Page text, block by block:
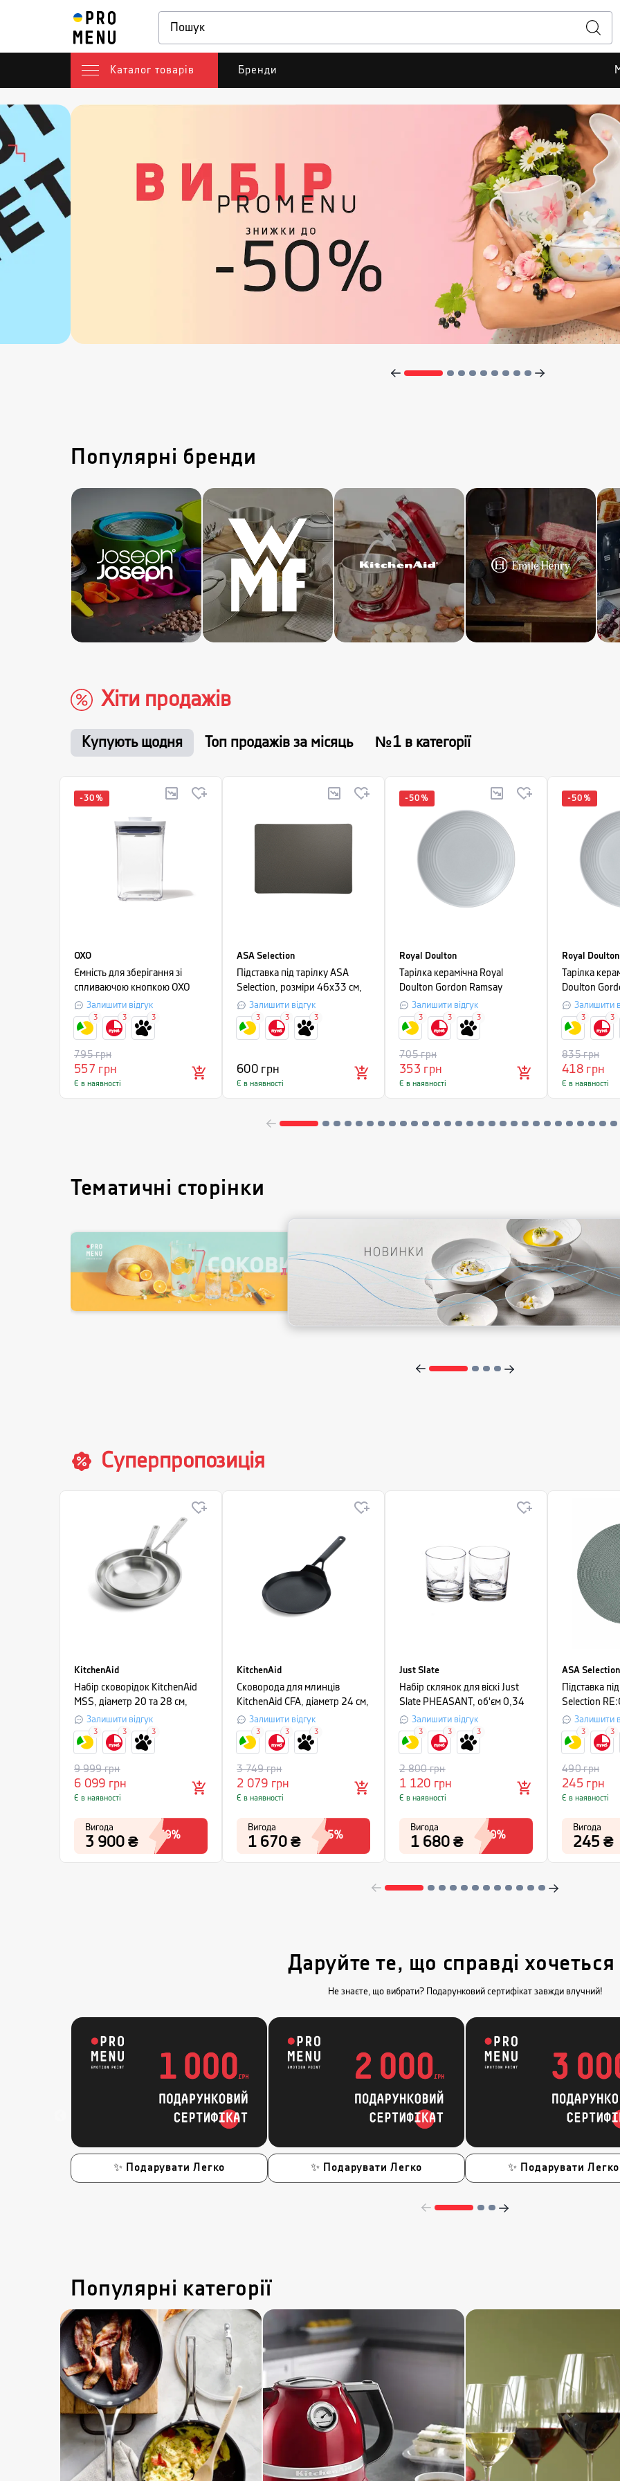
Каталог товарів Бренди
Популярні бренди
Хіти продажів
Купують щодня Топ продажів за місяць №1 в категорії
-30 %
OXO
Ємність для зберігання зі
спливаючою кнопкою OXO
FOOD STORAGE,
10,5х10,5х16 см, об'єм 1 л,
прозорий з білим
Залишити відгук
557 грн
795грн
Є в наявності
3 3 3
ASA Selection
Підставка під тарілку ASA
Selection, розміри 46х33 см,
сірийЗалишити відгук
600грн
Є в наявності
3 3 3
-50 %
Royal Doulton
Тарілка керамічна Royal
Doulton Gordon Ramsay
MAZE, діаметр 22 см, світло-
сірий
Залишити відгук
353 грн
705грн
Є в наявності
3 3 3
-50 %
Royal Doulton
Тарілка
Doulton
MAZE,
сірий
Залишити
418грн
835грн
Є в наявності
3 3
Тематичні сторінки
Суперпропозиція
KitchenAid
Набір сковорідок KitchenAid
MSS, діаметр 20 та 28 см,
сріблястий, 2 шт.
Залишити відгук
6 099 грн
9 999грн
Є в наявності
Вигода
3 900 ₴ 39%
3 3 3
KitchenAid
Сковорода для млинців
KitchenAid CFA, діаметр 24 см,
чорний
Залишити відгук
2 079 грн
3 749грн
Є в наявності
Вигода
1 670 ₴ 45%
3 3 3
Just Slate
Набір склянок для віскі Just
Slate PHEASANT, об'єм 0,34
л, прозорий, 2 шт
Залишити відгук
1 120 грн
2 800грн
Є в наявності
Вигода
1 680 ₴ 60%
3 3 3
ASA Selection
Підставка
Selection
PLACEMATS,
зелений
Залишити
245грн
490грн
Є в наявності
Вигода
245 ₴
3 3
Даруйте те, що справді хочеться
Не знаєте, що вибрати? Подарунковий сертифікат завжди влучний!
✨ Подарувати Легко ✨ Подарувати Легко ✨ Подарувати Легко
Популярні категорії